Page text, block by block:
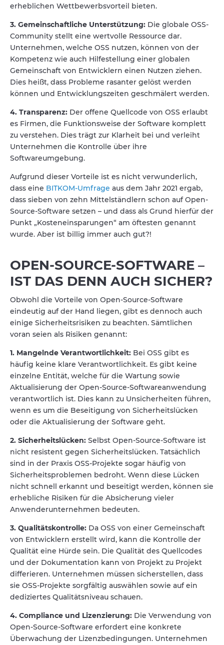
erheblichen Wettbewerbsvorteil bieten.
3. Gemeinschaftliche Unterstützung: Die globale OSS-
Community stellt eine wertvolle Ressource dar.
Unternehmen, welche OSS nutzen, können von der
Kompetenz wie auch Hilfestellung einer globalen
Gemeinschaft von Entwicklern einen Nutzen ziehen.
Dies heißt, dass Probleme rasanter gelöst werden
können und Entwicklungszeiten geschmälert werden.
4. Transparenz: Der offene Quellcode von OSS erlaubt
es Firmen, die Funktionsweise der Software komplett
zu verstehen. Dies trägt zur Klarheit bei und verleiht
Unternehmen die Kontrolle über ihre
Softwareumgebung.
Aufgrund dieser Vorteile ist es nicht verwunderlich,
dass eine BITKOM-Umfrage aus dem Jahr 2021 ergab,
dass sieben von zehn Mittelständlern schon auf Open-
Source-Software setzen – und dass als Grund hierfür der
Punkt „Kosteneinsparungen“ am öftesten genannt
wurde. Aber ist billig immer auch gut?!
OPEN-SOURCE-SOFTWARE –
IST DAS DENN AUCH SICHER?
Obwohl die Vorteile von Open-Source-Software
eindeutig auf der Hand liegen, gibt es dennoch auch
einige Sicherheitsrisiken zu beachten. Sämtlichen
voran seien als Risiken genannt:
1. Mangelnde Verantwortlichkeit: Bei OSS gibt es
häufig keine klare Verantwortlichkeit. Es gibt keine
einzelne Entität, welche für die Wartung sowie
Aktualisierung der Open-Source-Softwareanwendung
verantwortlich ist. Dies kann zu Unsicherheiten führen,
wenn es um die Beseitigung von Sicherheitslücken
oder die Aktualisierung der Software geht.
2. Sicherheitslücken: Selbst Open-Source-Software ist
nicht resistent gegen Sicherheitslücken. Tatsächlich
sind in der Praxis OSS-Projekte sogar häufig von
Sicherheitsproblemen bedroht. Wenn diese Lücken
nicht schnell erkannt und beseitigt werden, können sie
erhebliche Risiken für die Absicherung vieler
Anwenderunternehmen bedeuten.
3. Qualitätskontrolle: Da OSS von einer Gemeinschaft
von Entwicklern erstellt wird, kann die Kontrolle der
Qualität eine Hürde sein. Die Qualität des Quellcodes
und der Dokumentation kann von Projekt zu Projekt
differieren. Unternehmen müssen sicherstellen, dass
sie OSS-Projekte sorgfältig auswählen sowie auf ein
dediziertes Qualitätsniveau schauen.
4. Compliance und Lizenzierung: Die Verwendung von
Open-Source-Software erfordert eine konkrete
Überwachung der Lizenzbedingungen. Unternehmen